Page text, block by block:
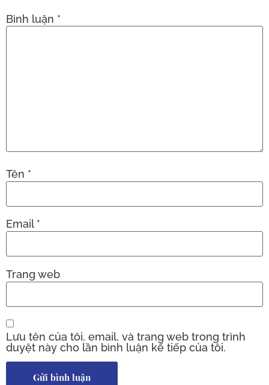
Bình luận *
Tên *
Email *
Trang web
Lưu tên của tôi, email, và trang web trong trình
duyệt này cho lần bình luận kế tiếp của tôi.